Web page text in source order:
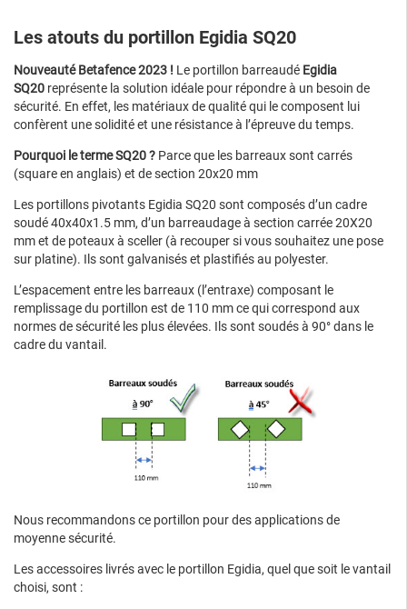
Les atouts du portillon Egidia SQ20
Nouveauté Betafence 2023 ! Le portillon barreaudé Egidia
SQ20 représente la solution idéale pour répondre à un besoin de
sécurité. En effet, les matériaux de qualité qui le composent lui
confèrent une solidité et une résistance à l’épreuve du temps.
Pourquoi le terme SQ20 ? Parce que les barreaux sont carrés
(square en anglais) et de section 20x20 mm
Les portillons pivotants Egidia SQ20 sont composés d’un cadre
soudé 40x40x1.5 mm, d’un barreaudage à section carrée 20X20
mm et de poteaux à sceller (à recouper si vous souhaitez une pose
sur platine). Ils sont galvanisés et plastifiés au polyester.
L’espacement entre les barreaux (l’entraxe) composant le
remplissage du portillon est de 110 mm ce qui correspond aux
normes de sécurité les plus élevées. Ils sont soudés à 90° dans le
cadre du vantail.
Nous recommandons ce portillon pour des applications de
moyenne sécurité.
Les accessoires livrés avec le portillon Egidia, quel que soit le vantail
choisi, sont :